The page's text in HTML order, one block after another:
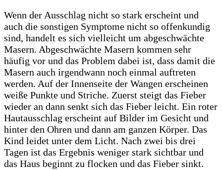
Wenn der Ausschlag nicht so stark erscheint und
auch die sonstigen Symptome nicht so offenkundig
sind, handelt es sich vielleicht um abgeschwächte
Masern. Abgeschwächte Masern kommen sehr
häufig vor und das Problem dabei ist, dass damit die
Masern auch irgendwann noch einmal auftreten
werden. Auf der Innenseite der Wangen erscheinen
weiße Punkte und Striche. Zuerst steigt das Fieber
wieder an dann senkt sich das Fieber leicht. Ein roter
Hautausschlag erscheint auf Bilder im Gesicht und
hinter den Ohren und dann am ganzen Körper. Das
Kind leidet unter dem Licht. Nach zwei bis drei
Tagen ist das Ergebnis weniger stark sichtbar und
das Haus beginnt zu flocken und das Fieber sinkt.